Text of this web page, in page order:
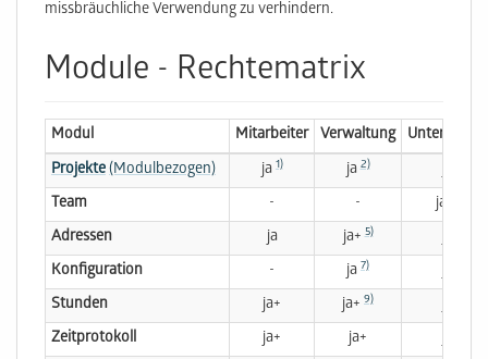
missbräuchliche Verwendung zu verhindern.
Module - Rechtematrix
Modul Mitarbeiter Verwaltung
Projekte(Modulbezogen) ja 1) ja2)
Team
- - ja+
Adressen ja ja+5)
Konfiguration
- ja 7)
Stunden
ja+ ja+ 9)
Zeitprotokoll
ja+ ja+